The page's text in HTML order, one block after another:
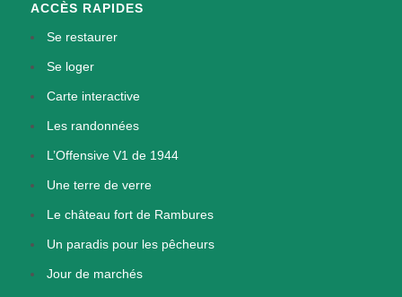
ACCÈS RAPIDES
Se restaurer
Se loger
Carte interactive
Les randonnées
L’Offensive V1 de 1944
Une terre de verre
Le château fort de Rambures
Un paradis pour les pêcheurs
Jour de marchés